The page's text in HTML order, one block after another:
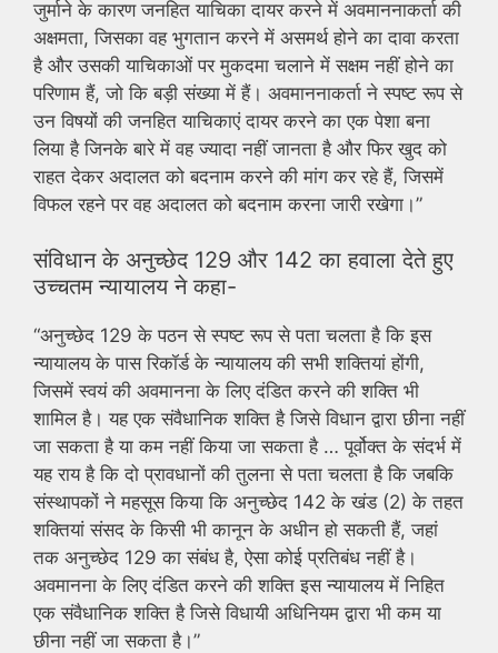
जुर्माने के कारण जनहित याचिका दायर करने में अवमाननाकर्ता की
अक्षमता, जिसका वह भुगतान करने में असमर्थ होने का दावा करता
है और उसकी याचिकाओं पर मुकदमा चलाने में सक्षम नहीं होने का
परिणाम हैं, जो कि बड़ी संख्या में हैं। अवमाननाकर्ता ने स्पष्ट रूप से
उन विषयों की जनहित याचिकाएं दायर करने का एक पेशा बना
लिया है जिनके बारे में वह ज्यादा नहीं जानता है और फिर खुद को
राहत देकर अदालत को बदनाम करने की मांग कर रहे हैं, जिसमें
विफल रहने पर वह अदालत को बदनाम करना जारी रखेगा।”
संविधान के अनुच्छेद 129 और 142 का हवाला देते हुए
उच्चतम न्यायालय ने कहा-
“अनुच्छेद 129 के पठन से स्पष्ट रूप से पता चलता है कि इस
न्यायालय के पास रिकॉर्ड के न्यायालय की सभी शक्तियां होंगी,
जिसमें स्वयं की अवमानना ​​के लिए दंडित करने की शक्ति भी
शामिल है। यह एक संवैधानिक शक्ति है जिसे विधान द्वारा छीना नहीं
जा सकता है या कम नहीं किया जा सकता है … पूर्वोक्त के संदर्भ में
यह राय है कि दो प्रावधानों की तुलना से पता चलता है कि जबकि
संस्थापकों ने महसूस किया कि अनुच्छेद 142 के खंड (2) के तहत
शक्तियां संसद के किसी भी कानून के अधीन हो सकती हैं, जहां
तक ​​अनुच्छेद 129 का संबंध है, ऐसा कोई प्रतिबंध नहीं है।
अवमानना ​​के लिए दंडित करने की शक्ति इस न्यायालय में निहित
एक संवैधानिक शक्ति है जिसे विधायी अधिनियम द्वारा भी कम या
छीना नहीं जा सकता है।”